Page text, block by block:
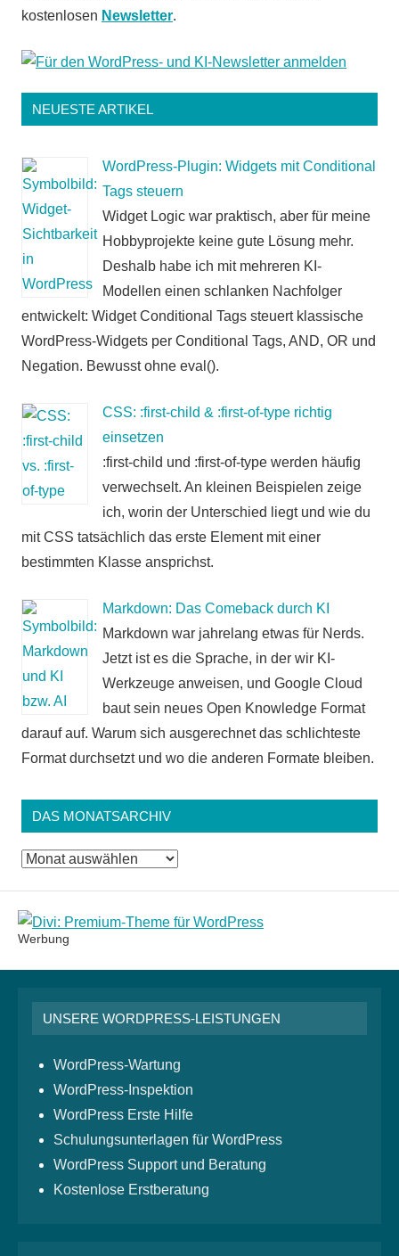
kostenlosen Newsletter.
NEUESTE ARTIKEL
WordPress-Plugin: Widgets mit Conditional
Tags steuern
Widget Logic war praktisch, aber für meine
Hobbyprojekte keine gute Lösung mehr.
Deshalb habe ich mit mehreren KI-
Modellen einen schlanken Nachfolger
entwickelt: Widget Conditional Tags steuert klassische
WordPress-Widgets per Conditional Tags, AND, OR und
Negation. Bewusst ohne eval().
CSS: :first-child & :first-of-type richtig
einsetzen
:first-child und :first-of-type werden häufig
verwechselt. An kleinen Beispielen zeige
ich, worin der Unterschied liegt und wie du
mit CSS tatsächlich das erste Element mit einer
bestimmten Klasse ansprichst.
Markdown: Das Comeback durch KI
Markdown war jahrelang etwas für Nerds.
Jetzt ist es die Sprache, in der wir KI-
Werkzeuge anweisen, und Google Cloud
baut sein neues Open Knowledge Format
darauf auf. Warum sich ausgerechnet das schlichteste
Format durchsetzt und wo die anderen Formate bleiben.
DAS MONATSARCHIV
Das
Werbung
UNSERE WORDPRESS-LEISTUNGEN
WordPress-Wartung
WordPress-Inspektion
WordPress Erste Hilfe
Schulungsunterlagen für WordPress
WordPress Support und Beratung
Kostenlose Erstberatung